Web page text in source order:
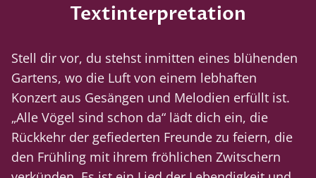
Textinterpretation
Stell dir vor, du stehst inmitten eines blühenden
Gartens, wo die Luft von einem lebhaften
Konzert aus Gesängen und Melodien erfüllt ist.
„Alle Vögel sind schon da“ lädt dich ein, die
Rückkehr der gefiederten Freunde zu feiern, die
den Frühling mit ihrem fröhlichen Zwitschern